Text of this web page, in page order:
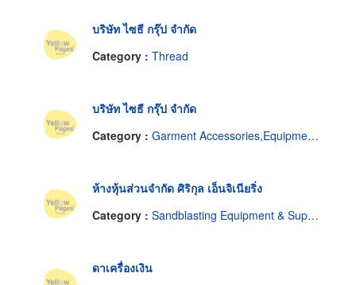
บริษัท ไซธี กรุ๊ป จำกัด
Category : Thread
บริษัท ไซธี กรุ๊ป จำกัด
Category : Garment Accessories,Equipment & Supplies
ห้างหุ้นส่วนจำกัด ศิริกุล เอ็นจิเนียริ่ง
Category : Sandblasting Equipment & Supplies
ดาเครื่องเงิน